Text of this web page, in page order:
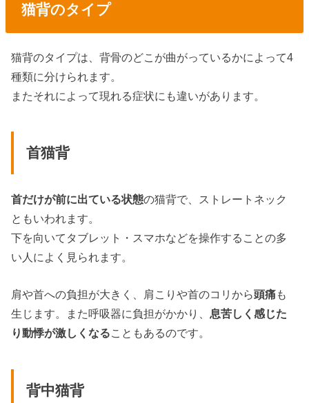
猫背のタイプ
猫背のタイプは、背骨のどこが曲がっているかによって4
種類に分けられます。
またそれによって現れる症状にも違いがあります。
首猫背
首だけが前に出ている状態の猫背で、ストレートネック
ともいわれます。
下を向いてタブレット・スマホなどを操作することの多
い人によく見られます。
肩や首への負担が大きく、肩こりや首のコリから頭痛も
生じます。また呼吸器に負担がかかり、 息苦しく感じた
り動悸が激しくなることもあるのです。
背中猫背